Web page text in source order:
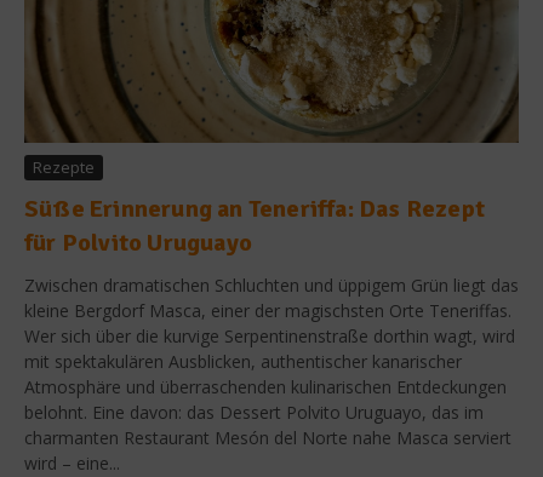
Rezepte
Süße Erinnerung an Teneriffa: Das Rezept
für Polvito Uruguayo
Zwischen dramatischen Schluchten und üppigem Grün liegt das
kleine Bergdorf Masca, einer der magischsten Orte Teneriffas.
Wer sich über die kurvige Serpentinenstraße dorthin wagt, wird
mit spektakulären Ausblicken, authentischer kanarischer
Atmosphäre und überraschenden kulinarischen Entdeckungen
belohnt. Eine davon: das Dessert Polvito Uruguayo, das im
charmanten Restaurant Mesón del Norte nahe Masca serviert
wird – eine...